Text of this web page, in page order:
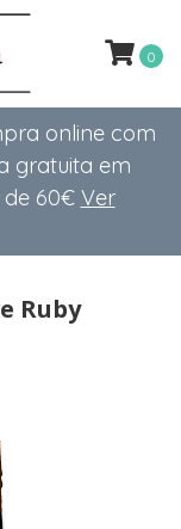
online com
gratuita em
60€ Ver
0
Ruby